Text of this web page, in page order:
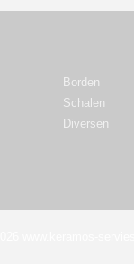
Borden
Schalen
Diversen